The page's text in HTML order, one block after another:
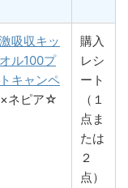
吸収キッ
ル100プ
キャンペ
ネピア☆
購入
レシ
ート
（１
点ま
たは
２
点）